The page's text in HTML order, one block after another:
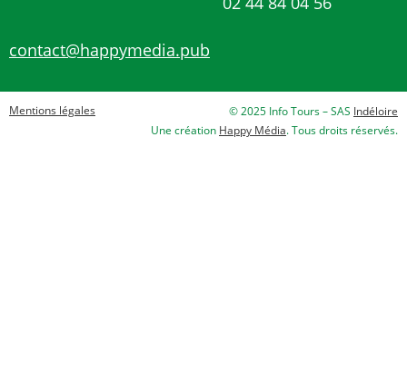
contact@happymedia.pub
Mentions légales © 2025 Info Tours – SAS Indéloire
Une création Happy Média. Tous droits réservés.